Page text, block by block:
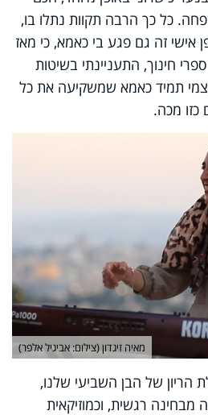
כל כך הרבה תקוות נתלו בו,
אישי זה גם פגע בי כאמא, כי מאז
חינוך, התעניינתי בשיטות
עצמי תמיד כאמא שמשקיעה את כל
כזו מכה.
מאיה זיגדון (צילום: אביגיל אלפר)
הריון של הבן השביעי שלנו,
מבחינה רגשית, וכמוזיקאית